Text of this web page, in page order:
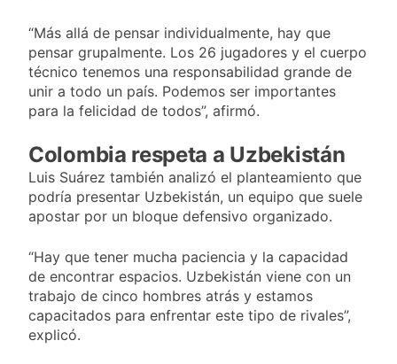
“Más allá de pensar individualmente, hay que
pensar grupalmente. Los 26 jugadores y el cuerpo
técnico tenemos una responsabilidad grande de
unir a todo un país. Podemos ser importantes
para la felicidad de todos”, afirmó.
Colombia respeta a Uzbekistán
Luis Suárez también analizó el planteamiento que
podría presentar Uzbekistán, un equipo que suele
apostar por un bloque defensivo organizado.
“Hay que tener mucha paciencia y la capacidad
de encontrar espacios. Uzbekistán viene con un
trabajo de cinco hombres atrás y estamos
capacitados para enfrentar este tipo de rivales”,
explicó.